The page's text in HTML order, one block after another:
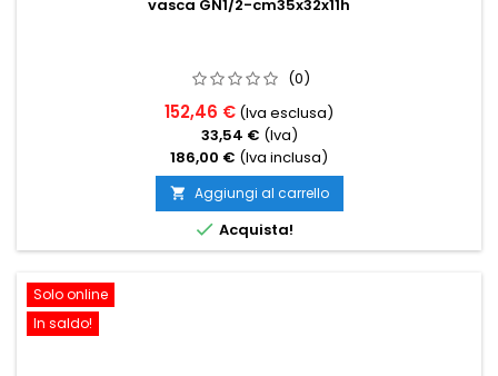
vasca GN1/2-cm35x32x11h
(0)
152,46 € (Iva esclusa)
33,54 € (Iva)
186,00 € (Iva inclusa)
 Aggiungi al carrello
 Acquista!
Solo online
In saldo!